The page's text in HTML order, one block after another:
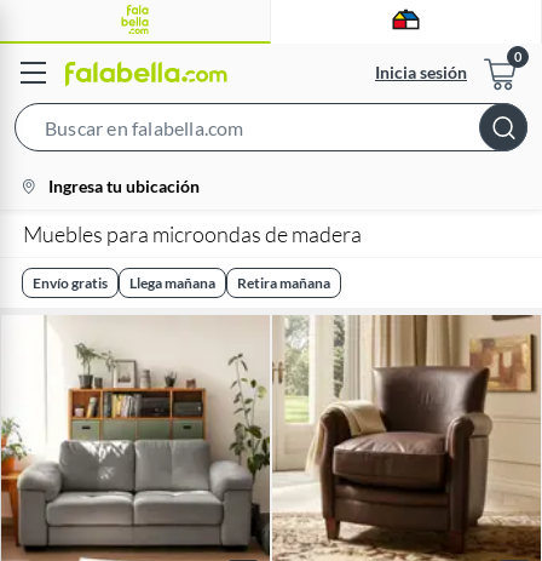
Inicia sesión
Bar
location-
icon
Ingresa tu ubicación
Muebles para microondas de madera
Envío gratis Llega mañana Retira mañana